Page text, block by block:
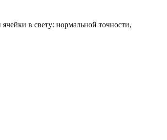
в свету: нормальной точности,